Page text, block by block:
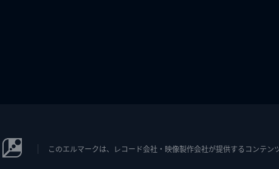
このエルマークは、レコード会社・映像製作会社が提供するコンテン